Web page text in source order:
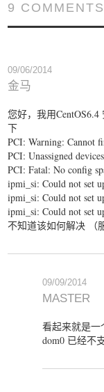
9 COMMENTS
09/06/2014
金马
您好，我用
下
PCI: Warning: Cannot
PCI: Unassigned
PCI: Fatal: No config
ipmi_si: Could not set
ipmi_si: Could not set
ipmi_si: Could not set
不知道该如何解决 （
09/09/2014
MASTER
看起来就是一
dom0 已经不